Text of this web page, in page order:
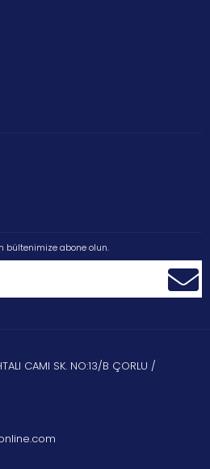
bültenimize abone olun.
CAMI SK. NO:13/B ÇORLU /